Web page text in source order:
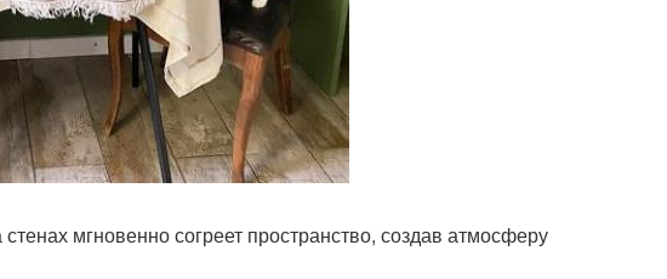
мгновенно согреет пространство, создав атмосферу